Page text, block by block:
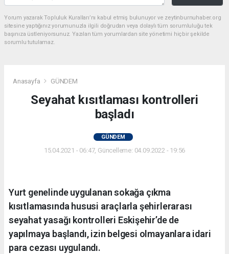
Yorum yazarak Topluluk Kuralları’nı kabul etmiş bulunuyor ve zeytinburnuhaber.org
sitesine yaptığınız yorumunuzla ilgili doğrudan veya dolaylı tüm sorumluluğu tek
başınıza üstleniyorsunuz. Yazılan tüm yorumlardan site yönetimi hiçbir şekilde
sorumlu tutulamaz.
Anasayfa GÜNDEM
Seyahat kısıtlaması kontrolleri
başladı
GÜNDEM
15.04.2021 - 06:47, Güncelleme: 04.09.2022 - 19:56
Yurt genelinde uygulanan sokağa çıkma
kısıtlamasında hususi araçlarla şehirlerarası
seyahat yasağı kontrolleri Eskişehir’de de
yapılmaya başlandı, izin belgesi olmayanlara idari
para cezası uygulandı.